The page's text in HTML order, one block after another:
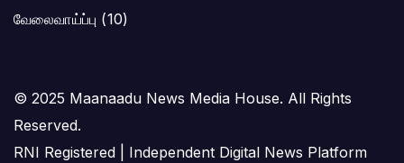
வேலைவாய்ப்பு (10)
© 2025 Maanaadu News Media House. All Rights
Reserved.
RNI Registered | Independent Digital News Platform